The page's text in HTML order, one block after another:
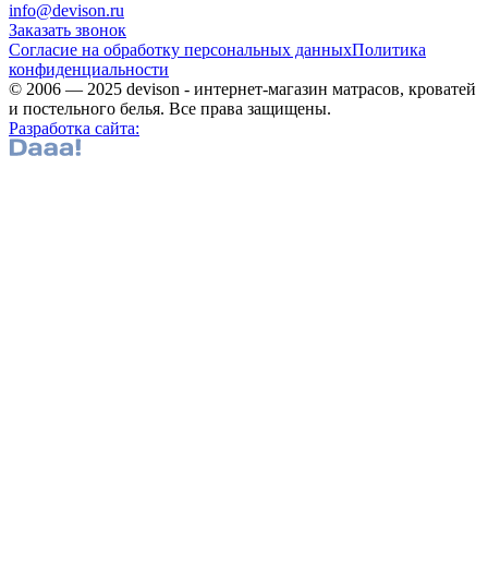
info@devison.ru
Заказать звонок
Согласие на обработку персональных данныхПолитика
конфиденциальности
© 2006 — 2025 devison - интернет-магазин матрасов, кроватей
и постельного белья. Все права защищены.
Разработка сайта: